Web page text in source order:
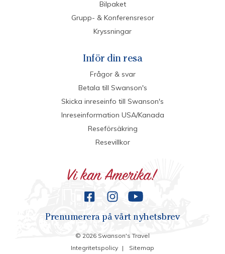
Bilpaket
Grupp- & Konferensresor
Kryssningar
Inför din resa
Frågor & svar
Betala till Swanson's
Skicka inreseinfo till Swanson's
Inreseinformation USA/Kanada
Reseförsäkring
Resevillkor
Prenumerera på vårt nyhetsbrev
© 2026 Swanson's Travel
Integritetspolicy | Sitemap